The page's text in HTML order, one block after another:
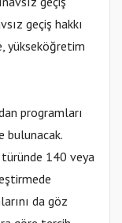
geçiş hakkı
yükseköğretim
programları
bulunacak.
140 veya
da göz